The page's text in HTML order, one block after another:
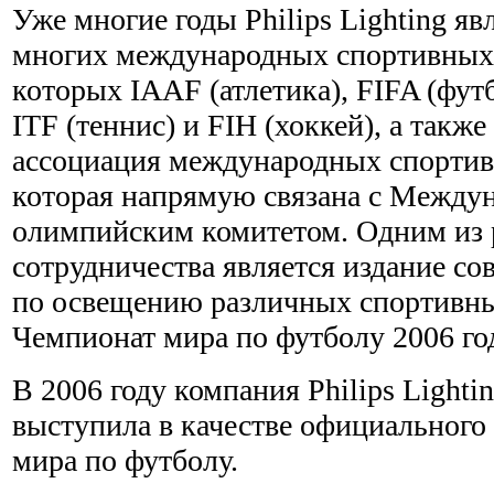
Уже многие годы Philips Lighting
многих международных
которых IAAF (атлетика), FIFA
ITF (теннис) и FIH (хоккей), а
ассоциация международных
которая напрямую связана с
олимпийским комитетом. Одним из
сотрудничества является издание
по освещению различных
Чемпионат мира по футболу 2006
В 2006 году компания Philips
выступила в качестве
мира по футболу.